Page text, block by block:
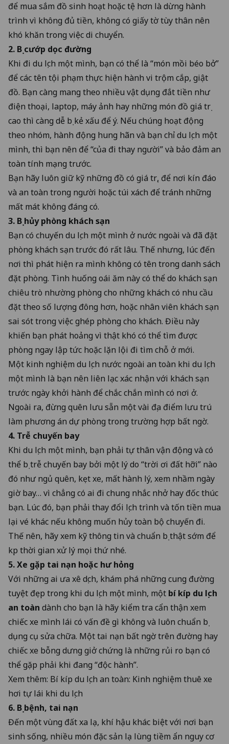
để mua sắm đồ sinh hoạt hoặc tệ hơn là dừng hành
trình vì không đủ tiền, không có giấy tờ tùy thân nên
khó khăn trong việc di chuyển.
2. Bị cướp dọc đường
Khi đi du lịch một mình, bạn có thể là “món mồi béo bở”
để các tên tội phạm thực hiện hành vi trộm cắp, giật
đồ. Bạn càng mang theo nhiều vật dụng đắt tiền như
điện thoại, laptop, máy ảnh hay những món đồ giá trị
cao thì càng dễ bị kẻ xấu để ý. Nếu chúng hoạt động
theo nhóm, hành động hung hãn và bạn chỉ du lịch một
mình, thì bạn nên để “của đi thay người” và bảo đảm an
toàn tính mạng trước.
Bạn hãy luôn giữ kỹ những đồ có giá trị, để nơi kín đáo
và an toàn trong người hoặc túi xách để tránh những
mất mát không đáng có.
3. Bị hủy phòng khách sạn
Bạn có chuyến du lịch một mình ở nước ngoài và đã đặt
phòng khách sạn trước đó rất lâu. Thế nhưng, lúc đến
nơi thì phát hiện ra mình không có tên trong danh sách
đặt phòng. Tình huống oái ăm này có thể do khách sạn
chiêu trò nhường phòng cho những khách có nhu cầu
đặt theo số lượng đông hơn, hoặc nhân viên khách sạn
sai sót trong việc ghép phòng cho khách. Điều này
khiến bạn phát hoảng vì thật khó có thể tìm được
phòng ngay lập tức hoặc lặn lội đi tìm chỗ ở mới.
Một kinh nghiệm du lịch nước ngoài an toàn khi du lịch
một mình là bạn nên liên lạc xác nhận với khách sạn
trước ngày khởi hành để chắc chắn mình có nơi ở.
Ngoài ra, đừng quên lưu sẵn một vài địa điểm lưu trú
làm phương án dự phòng trong trường hợp bất ngờ.
4. Trễ chuyến bay
Khi du lịch một mình, bạn phải tự thân vận động và có
thể bị trễ chuyến bay bởi một lý do “trời ơi đất hỡi” nào
đó như ngủ quên, kẹt xe, mất hành lý, xem nhầm ngày
giờ bay… vì chẳng có ai đi chung nhắc nhở hay đốc thúc
bạn. Lúc đó, bạn phải thay đổi lịch trình và tốn tiền mua
lại vé khác nếu không muốn hủy toàn bộ chuyến đi.
Thế nên, hãy xem kỹ thông tin và chuẩn bị thật sớm để
kịp thời gian xử lý mọi thứ nhé.
5. Xe gặp tai nạn hoặc hư hỏng
Với những ai ưa xê dịch, khám phá những cung đường
tuyệt đẹp trong khi du lịch một mình, một bí kíp du lịch
an toàn dành cho bạn là hãy kiểm tra cẩn thận xem
chiếc xe mình lái có vấn đề gì không và luôn chuẩn bị
dụng cụ sửa chữa. Một tai nạn bất ngờ trên đường hay
chiếc xe bỗng dưng giở chứng là những rủi ro bạn có
thể gặp phải khi đang “độc hành”.
Xem thêm: Bí kíp du lịch an toàn: Kinh nghiệm thuê xe
hơi tự lái khi du lịch
6. Bị bệnh, tai nạn
Đến một vùng đất xa lạ, khí hậu khác biệt với nơi bạn
sinh sống, nhiều món đặc sản lạ lùng tiềm ẩn nguy cơ